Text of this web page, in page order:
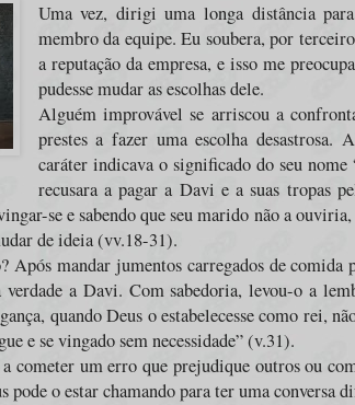
Uma vez, dirigi uma longa distância
membro da equipe. Eu soubera, por
a reputação da empresa, e isso me
pudesse mudar as escolhas dele.
Alguém improvável se arriscou a
prestes a fazer uma escolha desastrosa.
caráter indicava o significado do seu
recusara a pagar a Davi e a suas tropas
se e sabendo que seu marido não a
de ideia (vv.18-31).
mandar jumentos carregados de comida
a Davi. Com sabedoria, levou-o a
quando Deus o estabelecesse como rei,
e se vingado sem necessidade” (v.31).
a cometer um erro que prejudique outros ou
pode o estar chamando para ter uma